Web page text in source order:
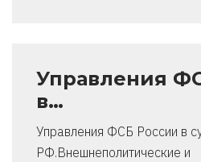
Управления
в…
Управления ФСБ России в
РФ.Внешнеполитические и